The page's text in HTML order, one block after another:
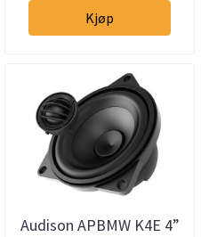
Kjøp
Audison APBMW K4E 4”